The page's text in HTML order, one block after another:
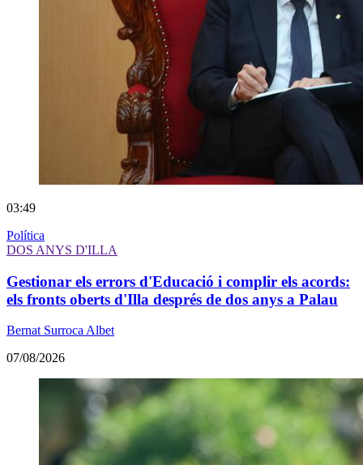
03:49
Política
DOS ANYS D'ILLA
Gestionar els errors d'Educació i complir els acords:
els fronts oberts d'Illa després de dos anys a Palau
Bernat Surroca Albet
07/08/2026